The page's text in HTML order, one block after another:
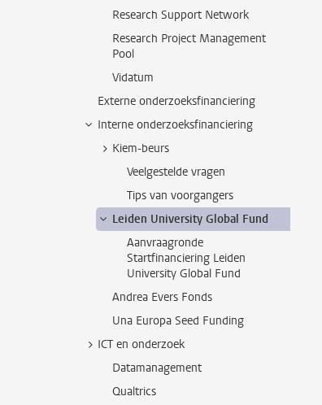
Research Support Network
Research Project Management
Pool
Vidatum
Externe onderzoeksfinanciering
Interne onderzoeksfinanciering
Kiem-beurs
Veelgestelde vragen
Tips van voorgangers
Leiden University Global Fund
Aanvraagronde
Startfinanciering Leiden
University Global Fund
Andrea Evers Fonds
Una Europa Seed Funding
ICT en onderzoek
Datamanagement
Qualtrics